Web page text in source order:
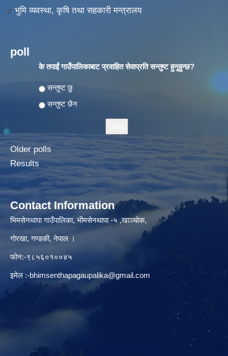
भुमि व्यवस्था, कृषि तथा सहकारी मन्त्रालय
poll
के तपाईं गाउँपालिकाबाट प्रवाहित सेवाप्रति सन्तुष्ट हुनुहुन्छ?
Choices
सन्तुष्ट छु
सन्तुष्ट छैन
Older polls
Results
Contact Information
भिमसेनथापा गाउँपालिका, भीमसेनथापा -५ ,खाञ्चोक,
गोरखा, गण्डकी, नेपाल ।
फोन:-९८५६०१००४५
इमेल :-bhimsenthapagaupalika@gmail.com